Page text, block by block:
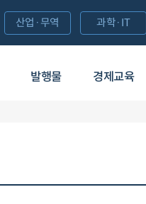
발행물 경제교육
산업·무역 과학·IT